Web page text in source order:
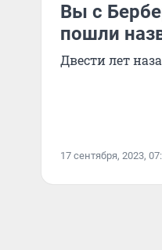
Вы с
пошли
Двести лет
17 сентября, 2023,